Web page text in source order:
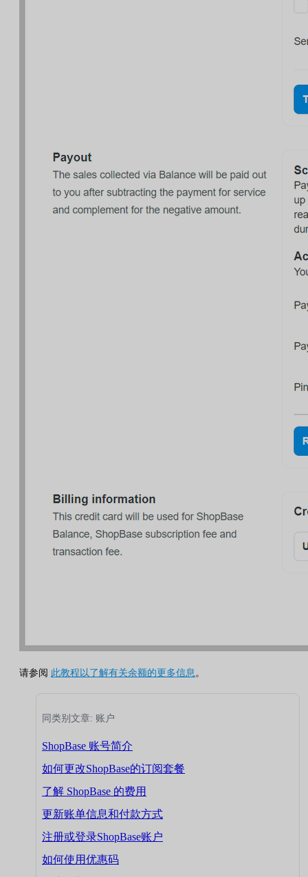
请参阅 此教程以了解有关余额的更多信息。
同类别文章: 账户
ShopBase 账号简介
如何更改ShopBase的订阅套餐
了解 ShopBase 的费用
更新账单信息和付款方式
注册或登录ShopBase账户
如何使用优惠码